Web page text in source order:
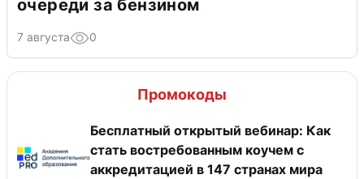
очереди за бензином
7 августа 0
Промокоды
Бесплатный открытый вебинар: Как
стать востребованным коучем с
аккредитацией в 147 странах мира